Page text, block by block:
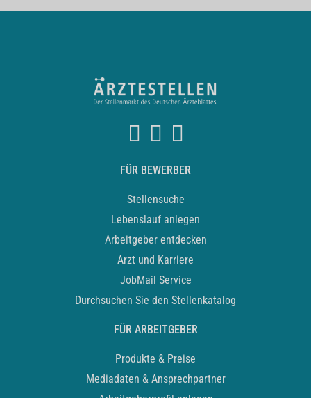
FÜR BEWERBER
Stellensuche
Lebenslauf anlegen
Arbeitgeber entdecken
Arzt und Karriere
JobMail Service
Durchsuchen Sie den Stellenkatalog
FÜR ARBEITGEBER
Produkte & Preise
Mediadaten & Ansprechpartner